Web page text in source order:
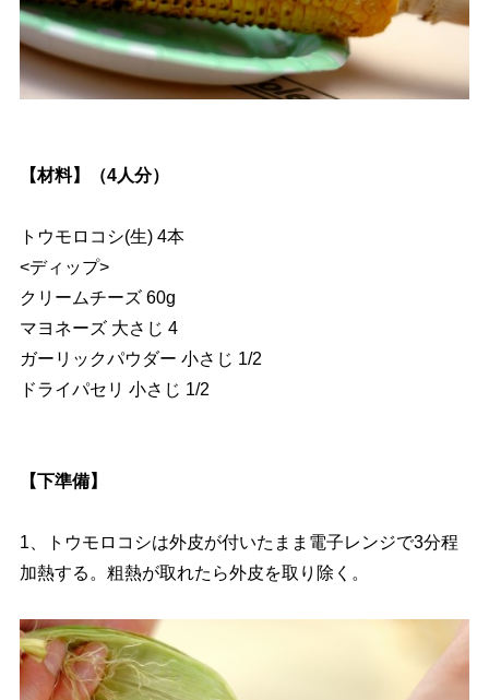
【材料】（4人分）
トウモロコシ(生) 4本
<ディップ>
クリームチーズ 60g
マヨネーズ 大さじ 4
ガーリックパウダー 小さじ 1/2
ドライパセリ 小さじ 1/2
【下準備】
1、トウモロコシは外皮が付いたまま電子レンジで3分程
加熱する。粗熱が取れたら外皮を取り除く。